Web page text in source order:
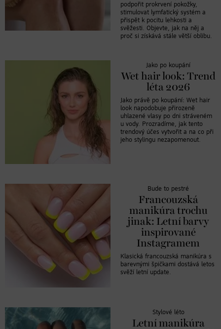
podpořit prokrvení pokožky,
stimulovat lymfatický systém a
přispět k pocitu lehkosti a
svěžesti. Objevte, jak na něj a
proč si získává stále větší oblibu.
Jako po koupání
Wet hair look: Trend
léta 2026
Jako právě po koupání: Wet hair
look napodobuje přirozeně
uhlazené vlasy po dni stráveném
u vody. Prozradíme, jak tento
trendový účes vytvořit a na co při
jeho stylingu nezapomenout.
Bude to pestré
Francouzská
manikúra trochu
jinak: Letní barvy
inspirované
Instagramem
Klasická francouzská manikúra s
barevnými špičkami dostává letos
svěží letní update.
Stylové léto
Letní manikúra